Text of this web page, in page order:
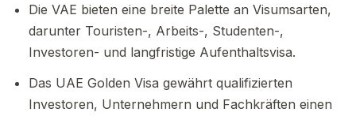
Die VAE bieten eine breite Palette an Visumsarten,
darunter Touristen-, Arbeits-, Studenten-,
Investoren- und langfristige Aufenthaltsvisa.
Das UAE Golden Visa gewährt qualifizierten
Investoren, Unternehmern und Fachkräften einen